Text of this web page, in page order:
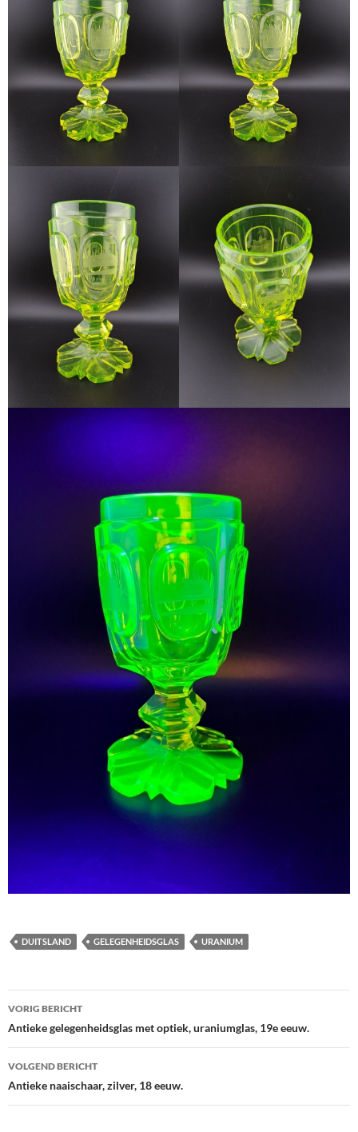
DUITSLAND GELEGENHEIDSGLAS URANIUM
Berichtnavigatie
VORIG BERICHT
Antieke gelegenheidsglas met optiek, uraniumglas, 19e eeuw.
VOLGEND BERICHT
Antieke naaischaar, zilver, 18 eeuw.